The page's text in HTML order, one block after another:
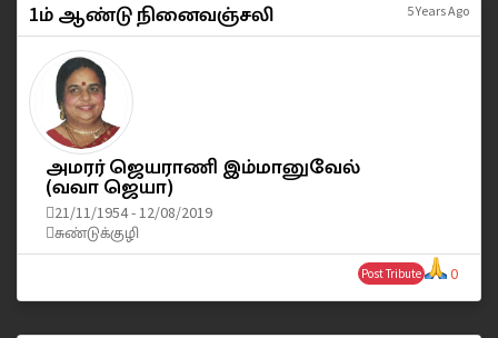
1ம் ஆண்டு நினைவஞ்சலி 5 Years Ago
அமரர் ஜெயராணி இம்மானுவேல்
(வவா ஜெயா)
21/11/1954 - 12/08/2019
சுண்டுக்குழி
0
Post Tribute